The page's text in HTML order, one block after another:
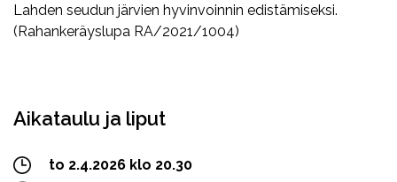
Lahden seudun järvien hyvinvoinnin edistämiseksi.
(Rahankeräyslupa RA/2021/1004)
Aikataulu ja liput
to 2.4.2026 klo 20.30